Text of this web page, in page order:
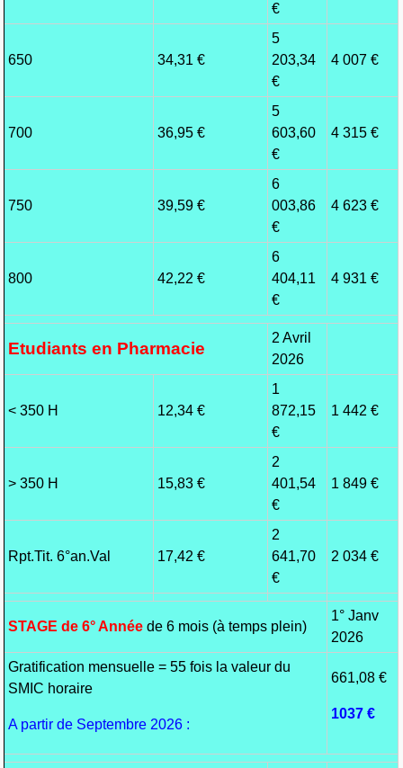
€
650 34,31 €
5
203,34
€
4 007 €
700 36,95 €
5
603,60
€
4 315 €
750 39,59 €
6
003,86
€
4 623 €
800 42,22 €
6
404,11
€
4 931 €
Etudiants en Pharmacie
2 Avril
2026
< 350 H 12,34 €
1
872,15
€
1 442 €
> 350 H 15,83 €
2
401,54
€
1 849 €
Rpt.Tit. 6°an.Val 17,42 €
2
641,70
€
2 034 €
STAGE de 6° Année de 6 mois (à temps plein)
1° Janv
2026
Gratification mensuelle = 55 fois la valeur du
SMIC horaire
A partir de Septembre 2026 :
661,08 €
1037 €